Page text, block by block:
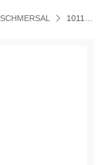
SCHMERSAL 101170036 AES 1135德国施迈赛SCHMERSAL安全继电器